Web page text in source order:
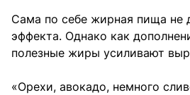
Сама по себе жирная пища не
эффекта. Однако как
полезные жиры усиливают
«Орехи, авокадо, немного